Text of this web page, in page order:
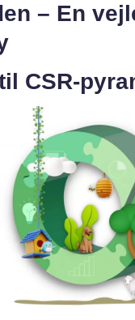
– En
CSR-